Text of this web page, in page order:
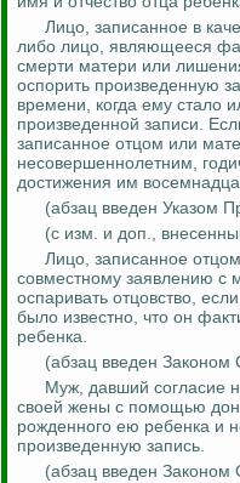
Лицо, записанное в
либо лицо, являющееся
смерти матери или
оспорить произведенную
времени, когда ему стало
произведенной записи.
записанное отцом или
несовершеннолетним,
достижения им
(абзац введен Указом
(с изм. и доп.,
Лицо, записанное
совместному заявлению с
оспаривать отцовство,
было известно, что он
ребенка.
(абзац введен
Муж, давший согласие
своей жены с помощью
рожденного ею ребенка и
произведенную запись.
(абзац введен